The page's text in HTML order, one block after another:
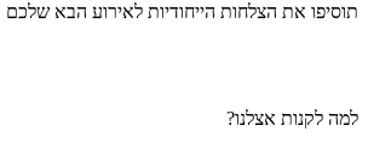
תוסיפו את הצלחות הייחודיות לאירוע הבא
למה לקנות אצלנו?